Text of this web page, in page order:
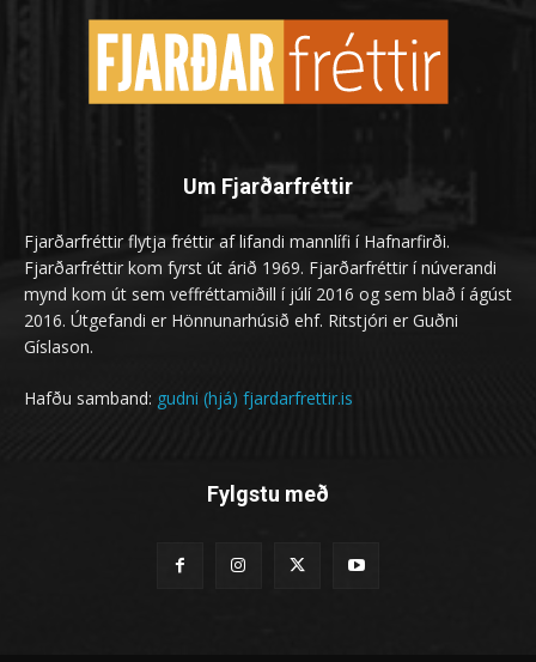
Um Fjarðarfréttir
Fjarðarfréttir flytja fréttir af lifandi mannlífi í Hafnarfirði.
Fjarðarfréttir kom fyrst út árið 1969. Fjarðarfréttir í núverandi
mynd kom út sem veffréttamiðill í júlí 2016 og sem blað í ágúst
2016. Útgefandi er Hönnunarhúsið ehf. Ritstjóri er Guðni
Gíslason.
Hafðu samband: gudni (hjá) fjardarfrettir.is
Fylgstu með